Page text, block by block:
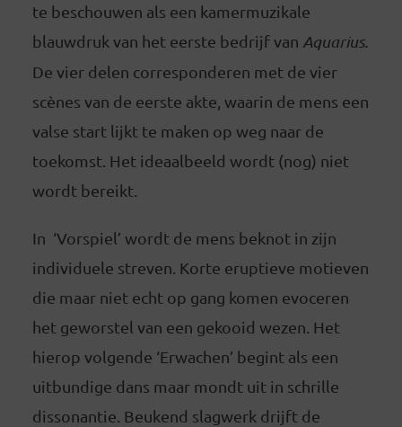
te beschouwen als een kamermuzikale
blauwdruk van het eerste bedrijf van Aquarius.
De vier delen corresponderen met de vier
scènes van de eerste akte, waarin de mens een
valse start lijkt te maken op weg naar de
toekomst. Het ideaalbeeld wordt (nog) niet
wordt bereikt.
In ‘Vorspiel’ wordt de mens beknot in zijn
individuele streven. Korte eruptieve motieven
die maar niet echt op gang komen evoceren
het geworstel van een gekooid wezen. Het
hierop volgende ‘Erwachen’ begint als een
uitbundige dans maar mondt uit in schrille
dissonantie. Beukend slagwerk drijft de